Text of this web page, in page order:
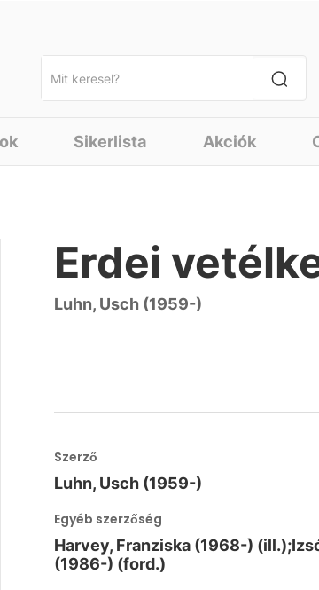
Sikerlista Akciók
Erdei
Luhn, Usch (1959-)
Szerző
Luhn, Usch (1959-)
Egyéb szerzőség
Harvey, Franziska (1968-)
(1986-) (ford.)